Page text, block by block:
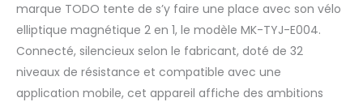
marque TODO tente de s’y faire une place avec son vélo
elliptique magnétique 2 en 1, le modèle MK-TYJ-E004.
Connecté, silencieux selon le fabricant, doté de 32
niveaux de résistance et compatible avec une
application mobile, cet appareil affiche des ambitions